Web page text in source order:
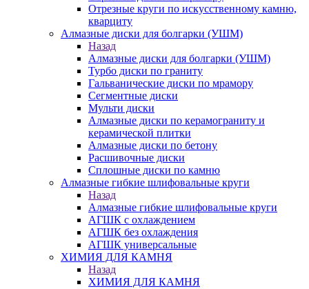
Отрезные круги по искусственному камню,
кварциту
Алмазные диски для болгарки (УШМ)
Назад
Алмазные диски для болгарки (УШМ)
Турбо диски по граниту
Гальванические диски по мрамору
Сегментные диски
Мульти диски
Алмазные диски по керамограниту и
керамической плитки
Алмазные диски по бетону
Расшивочные диски
Сплошные диски по камню
Алмазные гибкие шлифовальные круги
Назад
Алмазные гибкие шлифовальные круги
АГШК с охлаждением
АГШК без охлаждения
АГШК универсальные
ХИМИЯ ДЛЯ КАМНЯ
Назад
ХИМИЯ ДЛЯ КАМНЯ